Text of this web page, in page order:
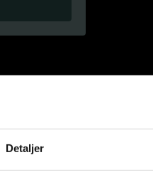
Detaljer